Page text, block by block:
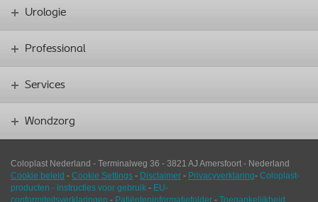
Urologie
Professional
Services
Wondzorg
Coloplast Nederland - Terminalweg 36 - 3821 AJ Amersfoort - Nederland
Cookie beleid - Cookie Settings - Disclaimer - Privacyverklaring- Coloplast-
producten - instructies voor gebruik - EU-
conformiteitsverklaringen - Patiënteninformatiefolder - Toegankelijkheid